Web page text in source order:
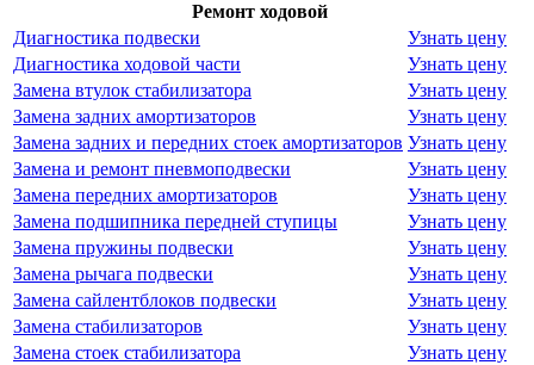
Ремонт ходовой
Диагностика подвески
Узнать цену
Диагностика ходовой части
Узнать цену
Замена втулок стабилизатора
Узнать цену
Замена задних амортизаторов
Узнать цену
Замена задних и передних стоек амортизаторов Узнать цену
Замена и ремонт пневмоподвески
Узнать цену
Замена передних амортизаторов
Узнать цену
Замена подшипника передней ступицы
Узнать цену
Замена пружины подвески
Узнать цену
Замена рычага подвески
Узнать цену
Замена сайлентблоков подвески
Узнать цену
Замена стабилизаторов
Узнать цену
Замена стоек стабилизатора
Узнать цену